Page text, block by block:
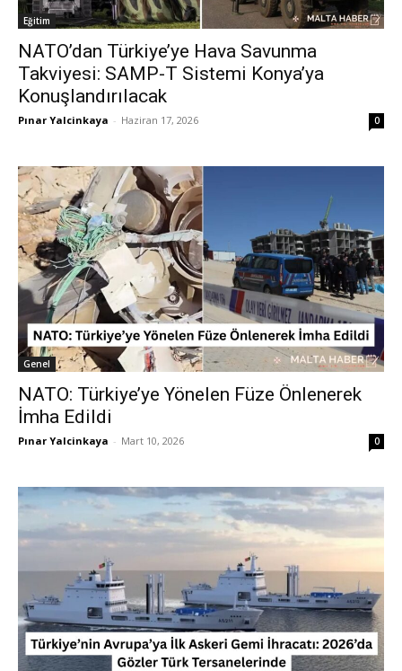
Eğitim
NATO’dan Türkiye’ye Hava Savunma
Takviyesi: SAMP-T Sistemi Konya’ya
Konuşlandırılacak
Pınar Yalcinkaya - Haziran 17, 2026 0
Genel
NATO: Türkiye’ye Yönelen Füze Önlenerek
İmha Edildi
Pınar Yalcinkaya - Mart 10, 2026 0